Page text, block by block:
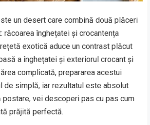
un desert care combină două plăceri
răcoarea înghețatei și crocantența
exotică aduce un contrast plăcut
a înghețatei și exteriorul crocant și
complicată, prepararea acestui
de simplă, iar rezultatul este absolut
postare, vei descoperi pas cu pas cum
prăjită perfectă.